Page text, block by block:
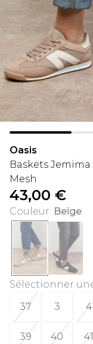
Oasis
Baskets
Mesh
43,00 €
Couleur: Beige
Sélectionner
37
3 4
39 40 41